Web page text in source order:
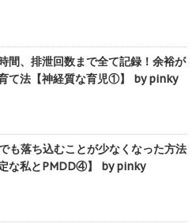
間、排泄回数まで全て記録！余裕が
て法【神経質な育児①】 by pinky
も落ち込むことが少なくなった方法
定な私とPMDD④】 by pinky